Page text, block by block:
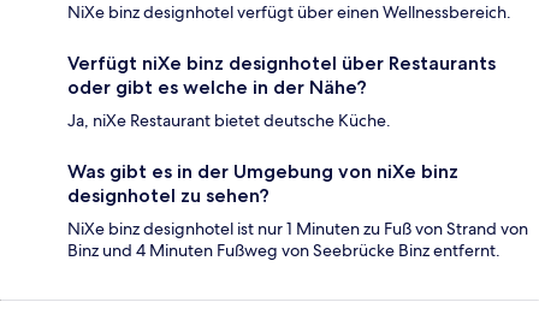
NiXe binz designhotel verfügt über einen Wellnessbereich.
Verfügt niXe binz designhotel über Restaurants
oder gibt es welche in der Nähe?
Ja, niXe Restaurant bietet deutsche Küche.
Was gibt es in der Umgebung von niXe binz
designhotel zu sehen?
NiXe binz designhotel ist nur 1 Minuten zu Fuß von Strand von
Binz und 4 Minuten Fußweg von Seebrücke Binz entfernt.